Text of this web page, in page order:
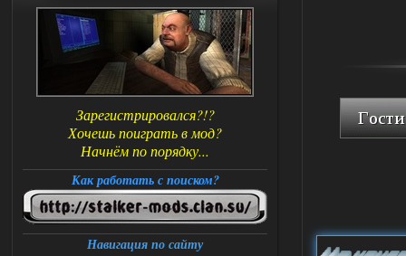
Зарегистрировался?!?
Хочешь поиграть в мод?
Начнём по порядку...
Как работать с поиском?
Навигация по сайту